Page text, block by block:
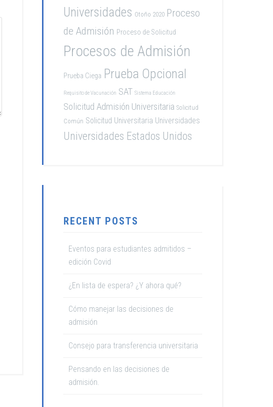
Universidades Otoño 2020 Proceso
de Admisión Proceso de Solicitud
Procesos de Admisión
Prueba Ciega Prueba Opcional
Requisito de Vacunación SAT Sistema Educación
Solicitud Admisión Universitaria Solicitud
Común Solicitud Universitaria Universidades
Universidades Estados Unidos
RECENT POSTS
Eventos para estudiantes admitidos –
edición Covid
¿En lista de espera? ¿Y ahora qué?
Cómo manejar las decisiones de
admisión
Consejo para transferencia universitaria
Pensando en las decisiones de
admisión.